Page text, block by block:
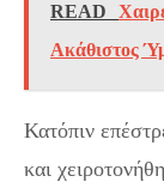
READ
Ακάθιστος
Κατόπιν
και